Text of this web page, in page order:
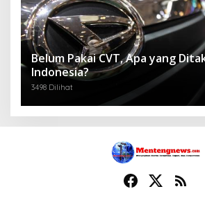
Belum Pakai CVT, Apa yang
Indonesia?
3498 Dilihat